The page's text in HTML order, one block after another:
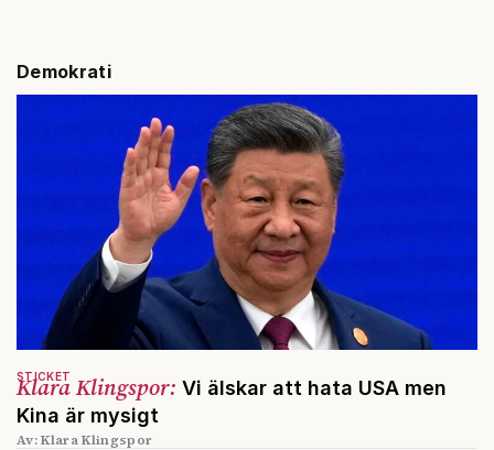
Demokrati
Klara Klingspor: Vi älskar att hata USA men
Kina är mysigt
STICKET
Av: Klara Klingspor